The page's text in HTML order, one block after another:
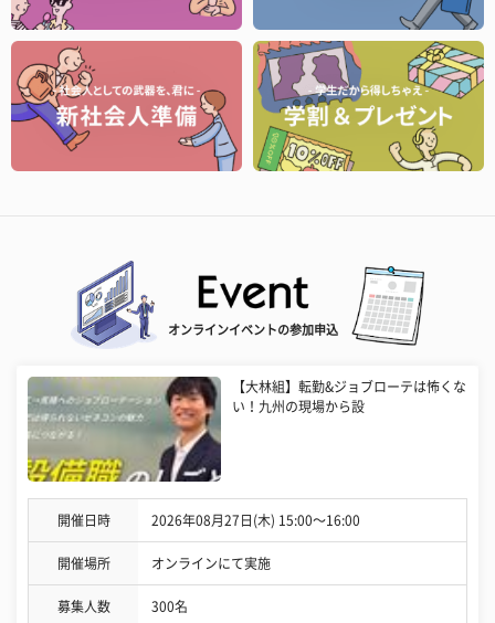
オンラインイベントの参加申込
【大林組】転勤&ジョブローテは怖くな
い！九州の現場から設
開催日時 2026年08月27日(木) 15:00〜16:00
開催場所 オンラインにて実施
募集人数 300名